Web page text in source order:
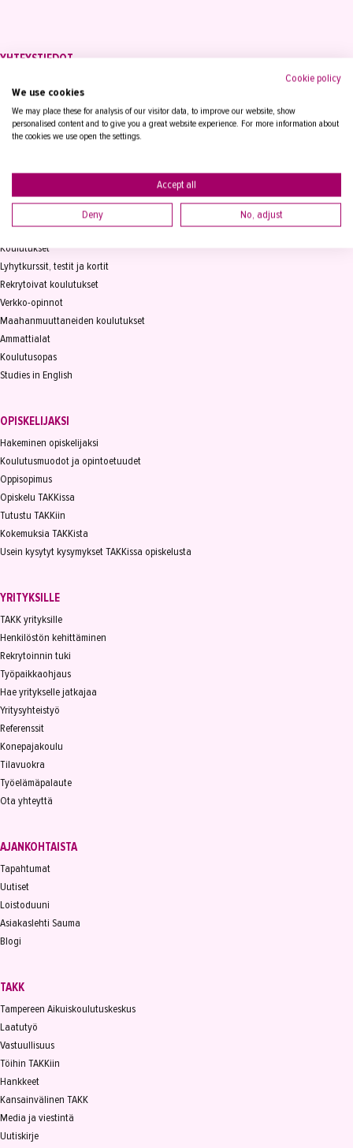
YHTEYSTIEDOT
PL 15, 33821 Tampere
Vaihde03 2361 111
info@takk.fi
KOULUTUS
Koulutukset
Lyhytkurssit, testit ja kortit
Rekrytoivat koulutukset
Verkko-opinnot
Maahanmuuttaneiden koulutukset
Ammattialat
Koulutusopas
Studies in English
OPISKELIJAKSI
Hakeminen opiskelijaksi
Koulutusmuodot ja opintoetuudet
Oppisopimus
Opiskelu TAKKissa
Tutustu TAKKiin
Kokemuksia TAKKista
Usein kysytyt kysymykset TAKKissa opiskelusta
YRITYKSILLE
TAKK yrityksille
Henkilöstön kehittäminen
Rekrytoinnin tuki
Työpaikkaohjaus
Hae yritykselle jatkajaa
Yritysyhteistyö
Referenssit
Konepajakoulu
Tilavuokra
Työelämäpalaute
Ota yhteyttä
AJANKOHTAISTA
Tapahtumat
Uutiset
Loistoduuni
Asiakaslehti Sauma
Blogi
TAKK
Tampereen Aikuiskoulutuskeskus
Laatutyö
Vastuullisuus
Töihin TAKKiin
Hankkeet
Kansainvälinen TAKK
Media ja viestintä
Uutiskirje
Cookie policy
We use cookies
We may place these for analysis of our visitor data, to improve our website, show
personalised content and to give you a great website experience. For more information about
the cookies we use open the settings.
Accept all
Deny No, adjust